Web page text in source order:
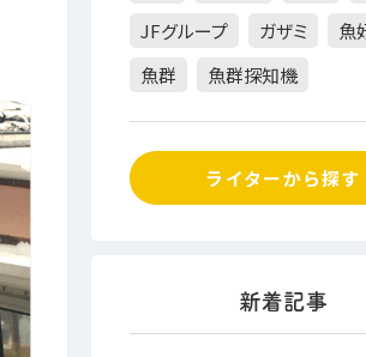
JFグループ
ガザミ
魚
魚群
魚群探知機
ライターから探す